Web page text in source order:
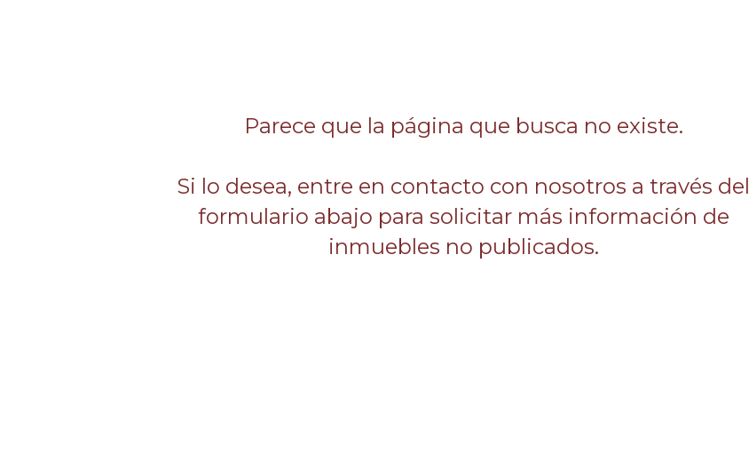
Parece que la página que busca no existe.
Si lo desea, entre en contacto con nosotros a través del
formulario abajo para solicitar más información de
inmuebles no publicados.